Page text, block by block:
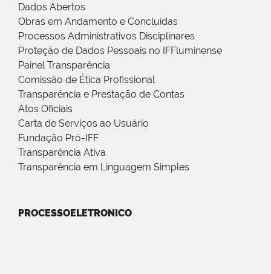
Dados Abertos
Obras em Andamento e Concluídas
Processos Administrativos Disciplinares
Proteção de Dados Pessoais no IFFluminense
Painel Transparência
Comissão de Ética Profissional
Transparência e Prestação de Contas
Atos Oficiais
Carta de Serviços ao Usuário
Fundação Pró-IFF
Transparência Ativa
Transparência em Linguagem Simples
PROCESSOELETRONICO